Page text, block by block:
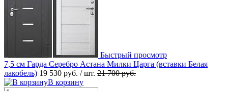
Быстрый просмотр
7,5 см Гарда Серебро Астана Милки Царга (вставки Белая
лакобель) 19 530 руб. / шт. 21 700 руб.
В корзину